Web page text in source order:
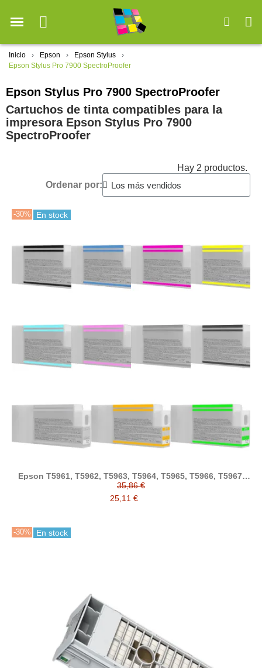
Inicio Epson
Epson Stylus
Epson Stylus Pro 7900 SpectroProofer
Epson Stylus Pro 7900 SpectroProofer
Cartuchos de tinta compatibles para la
impresora Epson Stylus Pro 7900
SpectroProofer
Hay 2 productos.
Ordenar por:
-30% En stock
Epson T5961, T5962, T5963, T5964, T5965, T5966, T5967,
T5968, T5969, T596A, T596B tinta compatible
35,86 €
25,11 €
-30% En stock